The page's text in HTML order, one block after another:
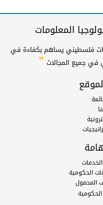
المعلومات
فلسطيني يساهم بكفاءة في
في جميع المجالات"
الحكومية
المحمول